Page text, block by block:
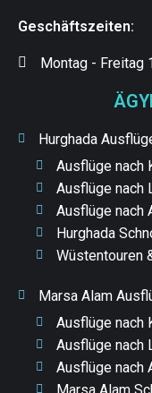
Geschäftszeiten:
Montag - Freitag
Hurghada
Ausflüge nach
Ausflüge nach
Ausflüge nach
Hurghada
Wüstentouren
Marsa Alam
Ausflüge nach
Ausflüge nach
Ausflüge nach